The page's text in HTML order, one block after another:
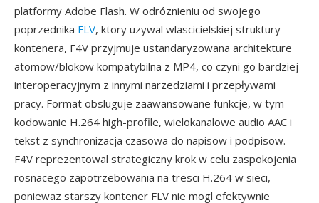
platformy Adobe Flash. W odróznieniu od swojego
poprzednika FLV, ktory uzywal wlascicielskiej struktury
kontenera, F4V przyjmuje ustandaryzowana architekture
atomow/blokow kompatybilna z MP4, co czyni go bardziej
interoperacyjnym z innymi narzedziami i przepływami
pracy. Format obsluguje zaawansowane funkcje, w tym
kodowanie H.264 high-profile, wielokanalowe audio AAC i
tekst z synchronizacja czasowa do napisow i podpisow.
F4V reprezentowal strategiczny krok w celu zaspokojenia
rosnacego zapotrzebowania na tresci H.264 w sieci,
poniewaz starszy kontener FLV nie mogl efektywnie